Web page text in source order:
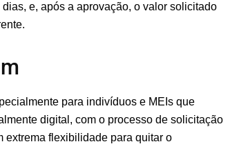
e, após a aprovação, o valor solicitado
para indivíduos e MEIs que
digital, com o processo de solicitação
extrema flexibilidade para quitar o